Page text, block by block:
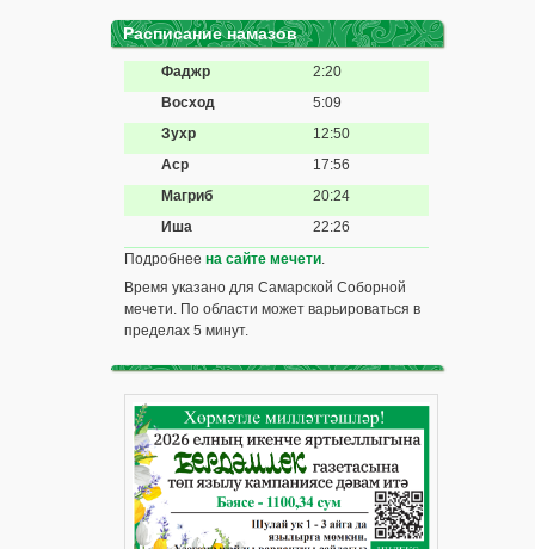
Расписание намазов
Фаджр
2:20
Восход
5:09
Зухр
12:50
Аср
17:56
Магриб
20:24
Иша
22:26
Подробнее на сайте мечети.
Время указано для Самарской Соборной
мечети. По области может варьироваться в
пределах 5 минут.